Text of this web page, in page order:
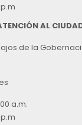
AL
de la
a.m.